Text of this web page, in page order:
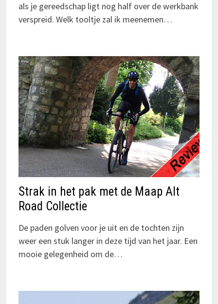
als je gereedschap ligt nog half over de werkbank
verspreid. Welk tooltje zal ik meenemen…
Strak in het pak met de Maap Alt
Road Collectie
De paden golven voor je uit en de tochten zijn
weer een stuk langer in deze tijd van het jaar. Een
mooie gelegenheid om de…